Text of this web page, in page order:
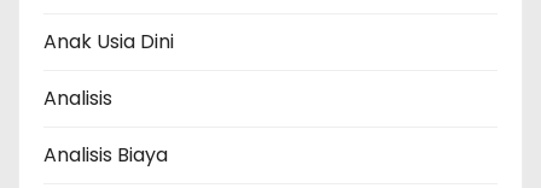
Anak Usia Dini
Analisis
Analisis Biaya